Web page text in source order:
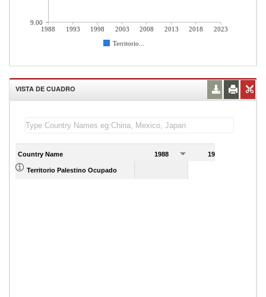
1988 1993 1998 2003 2008 2013 2018
2023
Territorio...
9.00
VISTA DE CUADRO
Country Name 1988 1989
Territorio Palestino Ocupado